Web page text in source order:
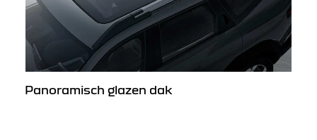
Panoramisch glazen dak